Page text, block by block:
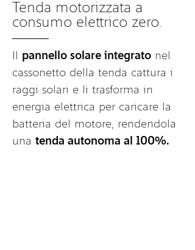
Tenda motorizzata a
consumo elettrico zero.
pannello solare integrato nel
cassonetto della tenda cattura i
raggi solari e li trasforma in
energia elettrica per caricare la
batteria del motore, rendendola
una tenda autonoma al 100%.